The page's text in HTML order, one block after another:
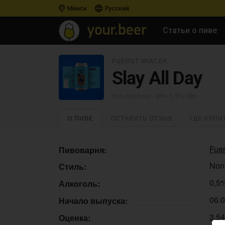
Минск Русский
Статьи о пиве
Slay All Day
О ПИВЕ
Пивоварня:
Стиль:
Алкоголь:
Начало выпуска:
Оценка: